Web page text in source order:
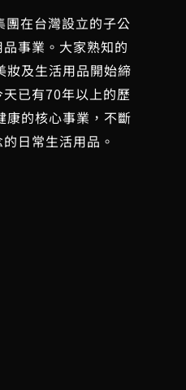
團在台灣設立的子公
事業。大家熟知的
妝及生活用品開始締
已有70年以上的歷
康的核心事業，不斷
日常生活用品。